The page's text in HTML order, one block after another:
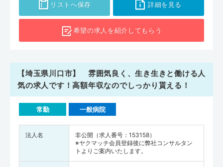
リストへ保存 詳細を見る
希望の求人を紹介してもらう
【埼玉県川口市】 雰囲気良く、生き生きと働ける人
気の求人です！高額年収なのでしっかり貰える！
常勤 一般病院
法人名
非公開（求人番号：153158）
※ヤクマッチ会員登録後に弊社コンサルタン
トよりご案内いたします。